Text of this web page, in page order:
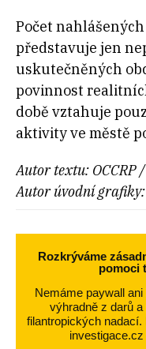
Počet
představuje jen
uskutečněných
povinnost
době vztahuje
aktivity ve městě
Autor textu: OCCRP
Autor úvodní grafiky: